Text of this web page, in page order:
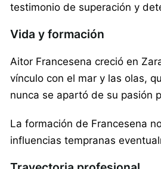
testimonio de superación y
Vida y formación
Aitor Francesena creció en
vínculo con el mar y las olas,
nunca se apartó de su pasión
La formación de Francesena
influencias tempranas